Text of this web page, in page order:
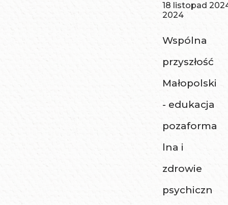
18 listopad
2024
Wspólna
przyszłość
Małopolski
- edukacja
pozaforma
lna i
zdrowie
psychiczn